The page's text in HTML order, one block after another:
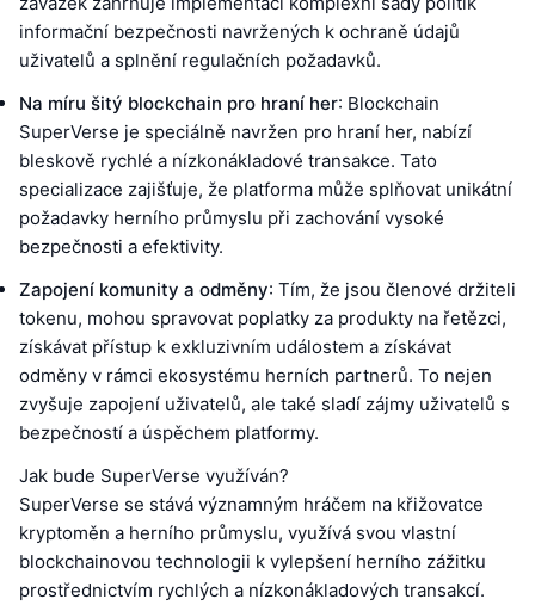
informační bezpečnosti navržených k ochraně údajů
uživatelů a splnění regulačních požadavků.
Na míru šitý blockchain pro hraní her: Blockchain
SuperVerse je speciálně navržen pro hraní her, nabízí
bleskově rychlé a nízkonákladové transakce. Tato
specializace zajišťuje, že platforma může splňovat unikátní
požadavky herního průmyslu při zachování vysoké
bezpečnosti a efektivity.
Zapojení komunity a odměny: Tím, že jsou členové držiteli
tokenu, mohou spravovat poplatky za produkty na řetězci,
získávat přístup k exkluzivním událostem a získávat
odměny v rámci ekosystému herních partnerů. To nejen
zvyšuje zapojení uživatelů, ale také sladí zájmy uživatelů s
bezpečností a úspěchem platformy.
Jak bude SuperVerse využíván?
SuperVerse se stává významným hráčem na křižovatce
kryptoměn a herního průmyslu, využívá svou vlastní
blockchainovou technologii k vylepšení herního zážitku
prostřednictvím rychlých a nízkonákladových transakcí.